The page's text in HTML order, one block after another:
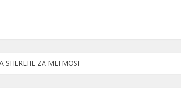
SHEREHE ZA MEI MOSI